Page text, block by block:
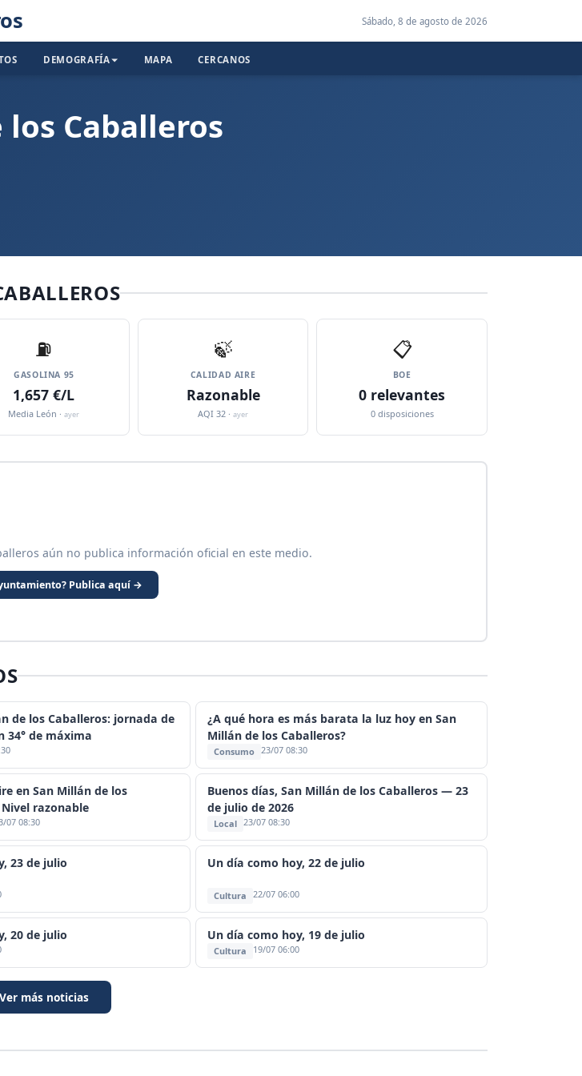
Sábado, 8 de agosto de 2026
DEMOGRAFÍA MAPA CERCANOS
Caballeros
⛽️
GASOLINA 95
1,657 €/L
Media León ·ayer
🍃
CALIDAD AIRE
Razonable
AQI 32 ·ayer
📋
BOE
0 relevantes
0 disposiciones
aún no publica información oficial en este medio.
Publica aquí →
de los Caballeros: jornada de
34° de máxima
¿A qué hora es más barata la luz hoy en San
Millán de los Caballeros?
Consumo 23/07 08:30
en San Millán de los
razonable
07 08:30
Buenos días, San Millán de los Caballeros — 23
de julio de 2026
Local 23/07 08:30
23 de julio Un día como hoy, 22 de julio
Cultura 22/07 06:00
20 de julio Un día como hoy, 19 de julio
Cultura 19/07 06:00
Ver más noticias